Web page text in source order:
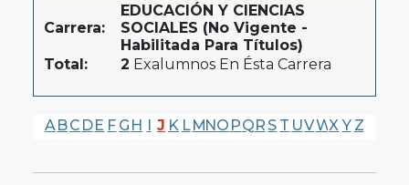
Carrera:
EDUCACIÓN Y CIENCIAS
SOCIALES (No Vigente -
Habilitada Para Títulos)
Total:
2 Exalumnos En Ésta Carrera
A BC DE F G H I J K LMNO PQR S T UVWX Y Z